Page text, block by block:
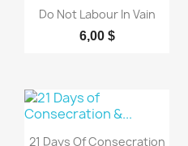
Aperçu rapide
Do Not Labour In Vain
6,00 $
Aperçu rapide
21 Days Of Consecration